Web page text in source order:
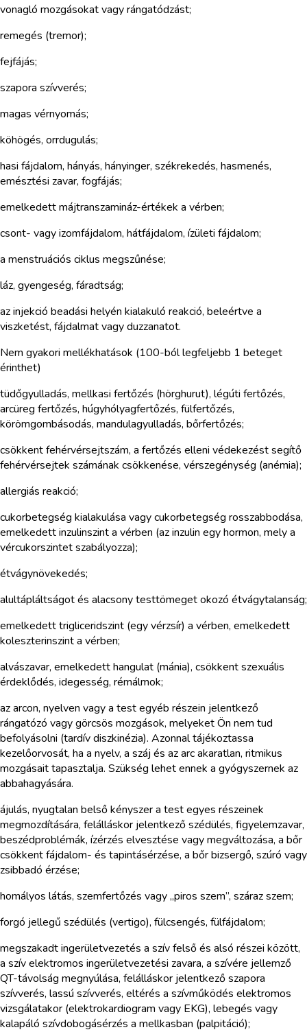
vonagló mozgásokat vagy rángatódzást;
remegés (tremor);
fejfájás;
szapora szívverés;
magas vérnyomás;
köhögés, orrdugulás;
hasi fájdalom, hányás, hányinger, székrekedés, hasmenés,
emésztési zavar, fogfájás;
emelkedett májtranszamináz-értékek a vérben;
csont- vagy izomfájdalom, hátfájdalom, ízületi fájdalom;
a menstruációs ciklus megszűnése;
láz, gyengeség, fáradtság;
az injekció beadási helyén kialakuló reakció, beleértve a
viszketést, fájdalmat vagy duzzanatot.
Nem gyakori mellékhatások (100-ból legfeljebb 1 beteget
érinthet)
tüdőgyulladás, mellkasi fertőzés (hörghurut), légúti fertőzés,
arcüreg fertőzés, húgyhólyagfertőzés, fülfertőzés,
körömgombásodás, mandulagyulladás, bőrfertőzés;
csökkent fehérvérsejtszám, a fertőzés elleni védekezést segítő
fehérvérsejtek számának csökkenése, vérszegénység (anémia);
allergiás reakció;
cukorbetegség kialakulása vagy cukorbetegség rosszabbodása,
emelkedett inzulinszint a vérben (az inzulin egy hormon, mely a
vércukorszintet szabályozza);
étvágynövekedés;
alultápláltságot és alacsony testtömeget okozó étvágytalanság;
emelkedett trigliceridszint (egy vérzsír) a vérben, emelkedett
koleszterinszint a vérben;
alvászavar, emelkedett hangulat (mánia), csökkent szexuális
érdeklődés, idegesség, rémálmok;
az arcon, nyelven vagy a test egyéb részein jelentkező
rángatózó vagy görcsös mozgások, melyeket Ön nem tud
befolyásolni (tardív diszkinézia). Azonnal tájékoztassa
kezelőorvosát, ha a nyelv, a száj és az arc akaratlan, ritmikus
mozgásait tapasztalja. Szükség lehet ennek a gyógyszernek az
abbahagyására.
ájulás, nyugtalan belső kényszer a test egyes részeinek
megmozdítására, felálláskor jelentkező szédülés, figyelemzavar,
beszédproblémák, ízérzés elvesztése vagy megváltozása, a bőr
csökkent fájdalom- és tapintásérzése, a bőr bizsergő, szúró vagy
zsibbadó érzése;
homályos látás, szemfertőzés vagy „piros szem”, száraz szem;
forgó jellegű szédülés (vertigo), fülcsengés, fülfájdalom;
megszakadt ingerületvezetés a szív felső és alsó részei között,
a szív elektromos ingerületvezetési zavara, a szívére jellemző
QT-távolság megnyúlása, felálláskor jelentkező szapora
szívverés, lassú szívverés, eltérés a szívműködés elektromos
vizsgálatakor (elektrokardiogram vagy EKG), lebegés vagy
kalapáló szívdobogásérzés a mellkasban (palpitáció);